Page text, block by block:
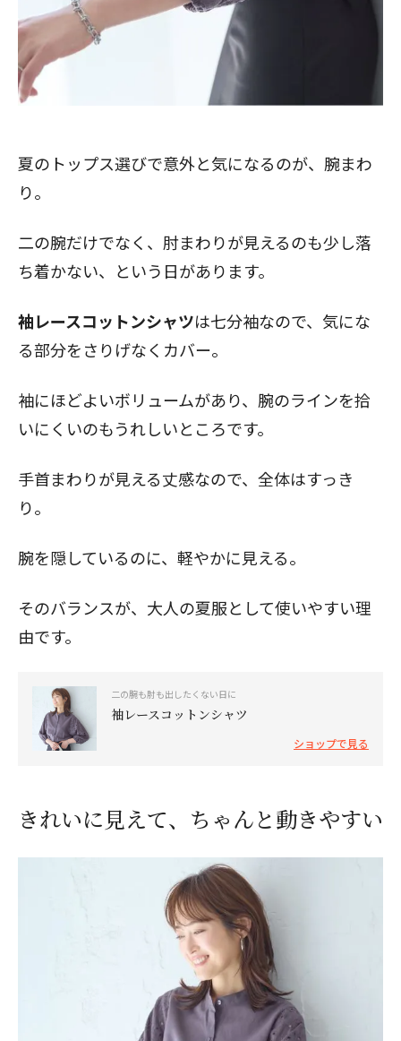
夏のトップス選びで意外と気になるのが、腕まわ
り。
二の腕だけでなく、肘まわりが見えるのも少し落
ち着かない、という日があります。
袖レースコットンシャツは七分袖なので、気にな
る部分をさりげなくカバー。
袖にほどよいボリュームがあり、腕のラインを拾
いにくいのもうれしいところです。
手首まわりが見える丈感なので、全体はすっき
り。
腕を隠しているのに、軽やかに見える。
そのバランスが、大人の夏服として使いやすい理
由です。
二の腕も肘も出したくない日に
袖レースコットンシャツ
ショップで見る
きれいに見えて、ちゃんと動きやすい